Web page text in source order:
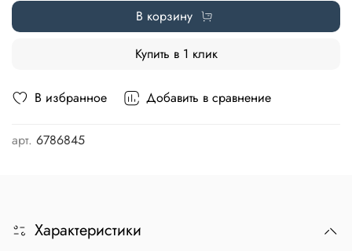
В избранное Добавить в сравнение
арт. 6786845
В корзину
Купить в 1 клик
Характеристики